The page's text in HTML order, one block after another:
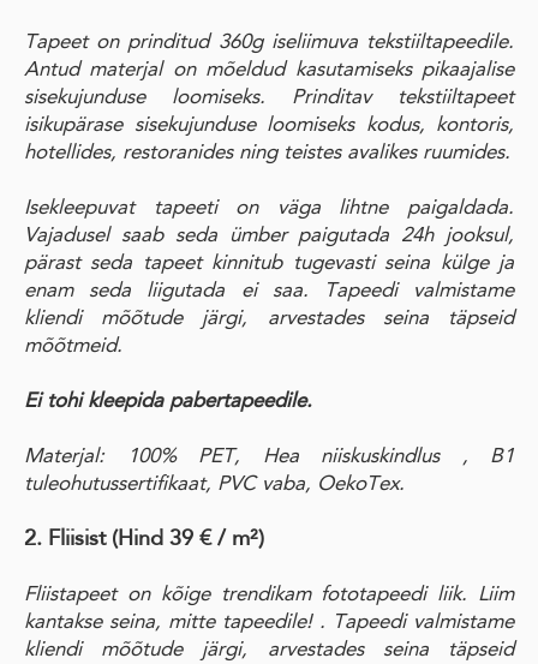
Tapeet on prinditud 360g iseliimuva tekstiiltapeedile.
Antud materjal on mõeldud kasutamiseks pikaajalise
sisekujunduse loomiseks. Prinditav tekstiiltapeet
isikupärase sisekujunduse loomiseks kodus, kontoris,
hotellides, restoranides ning teistes avalikes ruumides.
Isekleepuvat tapeeti on väga lihtne paigaldada.
Vajadusel saab seda ümber paigutada 24h jooksul,
pärast seda tapeet kinnitub tugevasti seina külge ja
enam seda liigutada ei saa. Tapeedi valmistame
kliendi mõõtude järgi, arvestades seina täpseid
mõõtmeid.
Ei tohi kleepida pabertapeedile.
Materjal: 100% PET, Hea niiskuskindlus , B1
tuleohutussertifikaat, PVC vaba, OekoTex.
2. Fliisist (Hind 39 € / m²)
Fliistapeet on kõige trendikam fototapeedi liik. Liim
kantakse seina, mitte tapeedile! . Tapeedi valmistame
kliendi mõõtude järgi, arvestades seina täpseid